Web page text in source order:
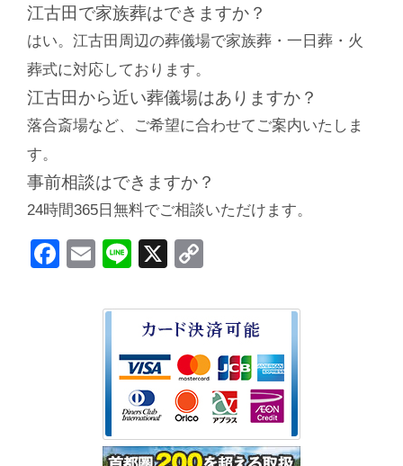
江古田で家族葬はできますか？
はい。江古田周辺の葬儀場で家族葬・一日葬・火
葬式に対応しております。
江古田から近い葬儀場はありますか？
落合斎場など、ご希望に合わせてご案内いたしま
す。
事前相談はできますか？
24時間365日無料でご相談いただけます。
Facebook
EmailLine
X